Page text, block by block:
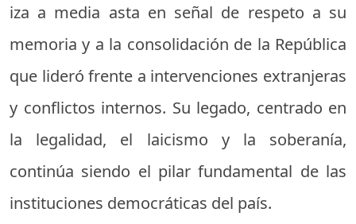
iza a media asta en señal de respeto a su
memoria y a la consolidación de la República
que lideró frente a intervenciones extranjeras
y conflictos internos. Su legado, centrado en
la legalidad, el laicismo y la soberanía,
continúa siendo el pilar fundamental de las
instituciones democráticas del país.